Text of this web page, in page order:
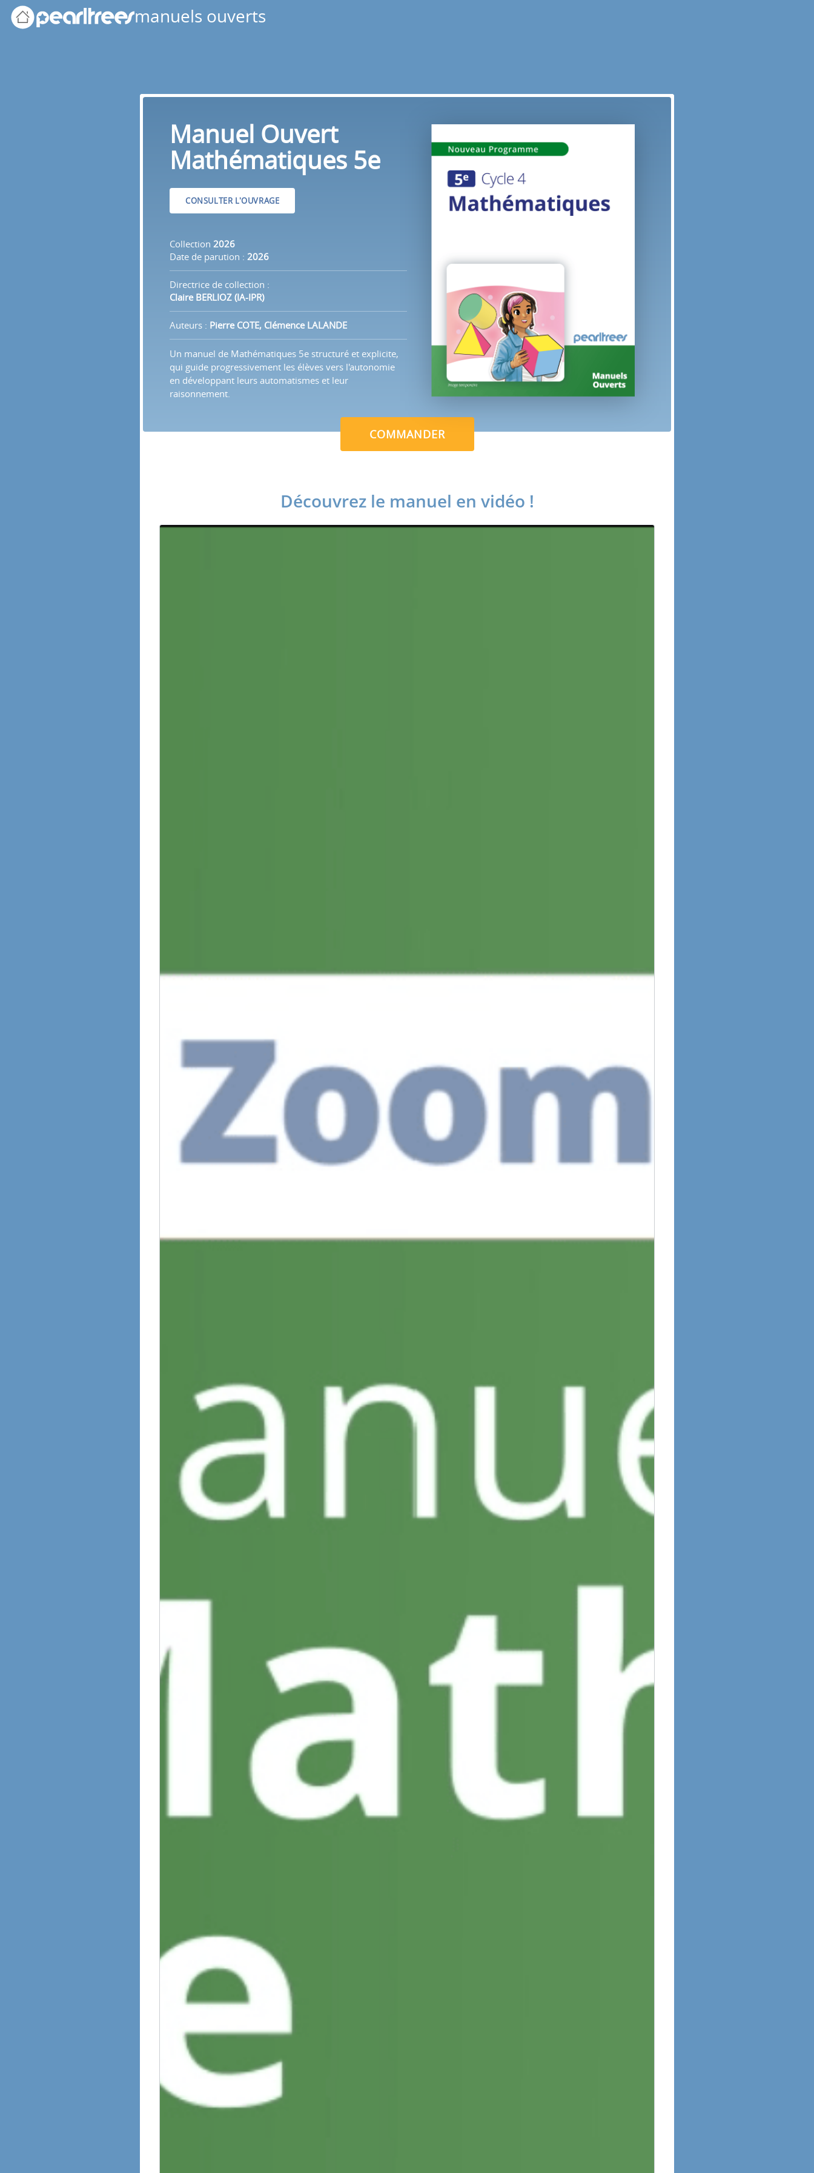
manuels ouverts
Manuel Ouvert
Mathématiques 5e
CONSULTER L'OUVRAGE
Collection 2026
Date de parution : 2026
Directrice de collection :
Claire BERLIOZ (IA-IPR)
Auteurs : Pierre COTE, Clémence LALANDE
Un manuel de Mathématiques 5e structuré et explicite,
qui guide progressivement les élèves vers l'autonomie
en développant leurs automatismes et leur
raisonnement.
COMMANDER
Découvrez le manuel en vidéo !
Panneau de gestion des cookies